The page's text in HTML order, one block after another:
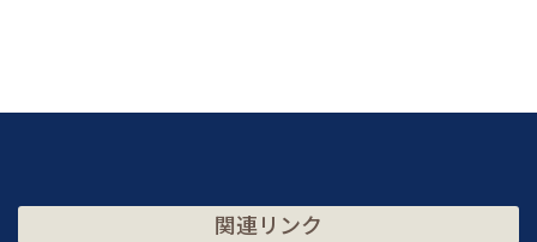
関連リンク